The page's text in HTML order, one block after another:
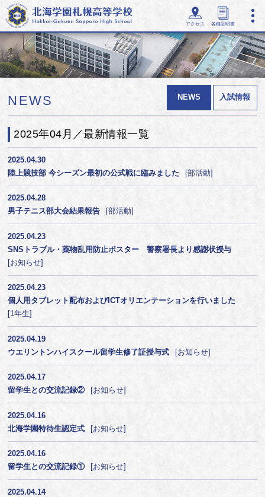
アクセス 各種証明書
NEWS NEWS 入試情報
2025年04月／最新情報一覧
2025.04.30
陸上競技部 今シーズン最初の公式戦に臨みました
部活動
2025.04.28
男子テニス部大会結果報告
部活動
2025.04.23
SNSトラブル・薬物乱用防止ポスター 警察署長より感謝状授与
お知らせ
2025.04.23
個人用タブレット配布およびICTオリエンテーションを行いました
1年生
2025.04.19
ウエリントンハイスクール留学生修了証授与式
お知らせ
2025.04.17
留学生との交流記録②
お知らせ
2025.04.16
北海学園特待生認定式
お知らせ
2025.04.16
留学生との交流記録①
お知らせ
2025.04.14